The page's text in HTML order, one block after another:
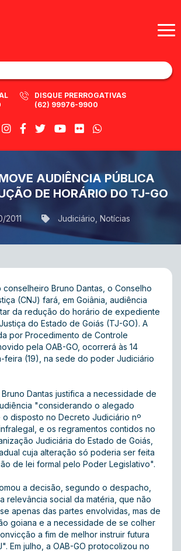
DISQUE PRERROGATIVAS
(62) 99976-9900
AUDIÊNCIA PÚBLICA
DE HORÁRIO DO TJ-GO
2011 Judiciário Notícias
conselheiro Bruno Dantas, o Conselho
(CNJ) fará, em Goiânia, audiência
da redução do horário de expediente
do Estado de Goiás (TJ-GO). A
por Procedimento de Controle
pela OAB-GO, ocorrerá às 14
feira (19), na sede do poder Judiciário
Dantas justifica a necessidade de
"considerando o alegado
disposto no Decreto Judiciário nº
infralegal, e os regramentos contidos no
Judiciária do Estado de Goiás,
cuja alteração só poderia ser feita
de lei formal pelo Poder Legislativo".
a decisão, segundo o despacho,
relevância social da matéria, que não
apenas das partes envolvidas, mas de
goiana e a necessidade de se colher
a fim de melhor instruir futura
Em julho, a OAB-GO protocolizou no